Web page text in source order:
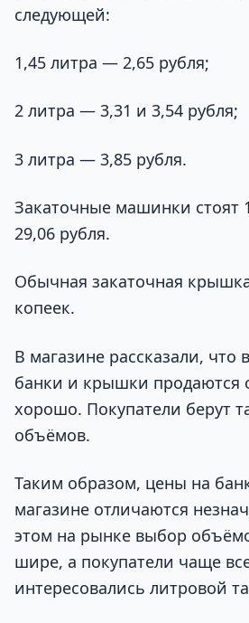
следующей:
1,45 литра — 2,65 рубля;
2 литра — 3,31 и 3,54 рубля;
3 литра — 3,85 рубля.
Закаточные машинки стоят
29,06 рубля.
Обычная закаточная
копеек.
В магазине рассказали, что
банки и крышки продаются
хорошо. Покупатели берут
объёмов.
Таким образом, цены на
магазине отличаются
этом на рынке выбор
шире, а покупатели чаще
интересовались литровой